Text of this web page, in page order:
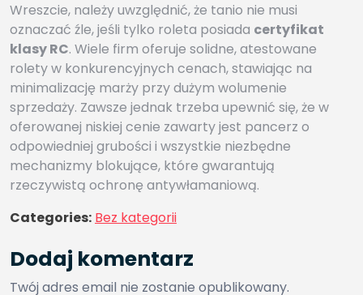
Wreszcie, należy uwzględnić, że tanio nie musi
oznaczać źle, jeśli tylko roleta posiada certyfikat
klasy RC. Wiele firm oferuje solidne, atestowane
rolety w konkurencyjnych cenach, stawiając na
minimalizację marży przy dużym wolumenie
sprzedaży. Zawsze jednak trzeba upewnić się, że w
oferowanej niskiej cenie zawarty jest pancerz o
odpowiedniej grubości i wszystkie niezbędne
mechanizmy blokujące, które gwarantują
rzeczywistą ochronę antywłamaniową.
Categories: Bez kategorii
Dodaj komentarz
Twój adres email nie zostanie opublikowany.